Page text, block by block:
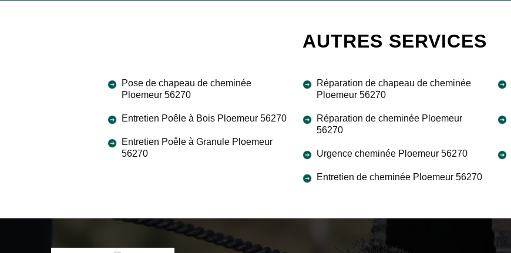
AUTRES SERVICES
Pose de chapeau de cheminée
Ploemeur 56270
Entretien Poêle à Bois Ploemeur 56270
Entretien Poêle à Granule Ploemeur
56270
Réparation de chapeau de cheminée
Ploemeur 56270
Réparation de cheminée Ploemeur
56270
Urgence cheminée Ploemeur 56270
Entretien de cheminée Ploemeur 56270